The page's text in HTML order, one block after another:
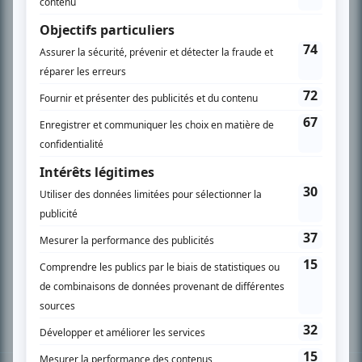
PLAN DU SITE
Accueil
Liste des oeuvres
Liste des comédiens
Recherche avancée
À propos
Nous contacter
Termes et conditions